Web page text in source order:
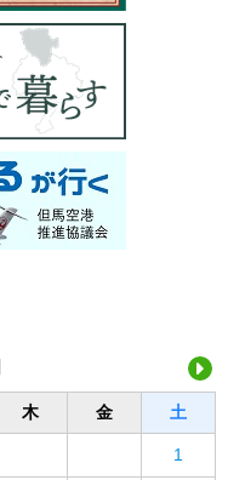
木 金 土
1